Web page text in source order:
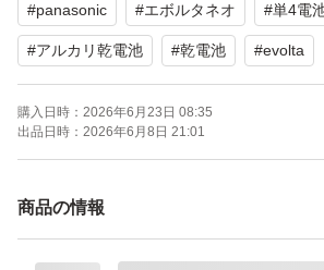
【状態】未使用
よろしくお願いいたします。
#panasonic #エボルタネオ #単4電
#アルカリ乾電池 #乾電池 #evolta
購入日時： 2026年6月23日 08:35
出品日時： 2026年6月8日 21:01
商品の情報